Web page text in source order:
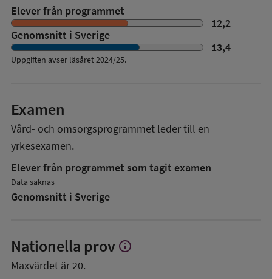
Elever från programmet
12,2
Genomsnitt i Sverige
13,4
Uppgiften avser läsåret2024/25.
Examen
Vård- och omsorgsprogrammet leder till en
yrkesexamen.
Elever från programmet som tagit examen
Data saknas
Genomsnitt i Sverige
Nationella prov Visa
info
Maxvärdet är 20.